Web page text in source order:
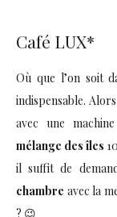
Café LUX*
Où que l’on soit
indispensable.
avec une
mélange des îles
il suffit de
chambre avec la
? 😉